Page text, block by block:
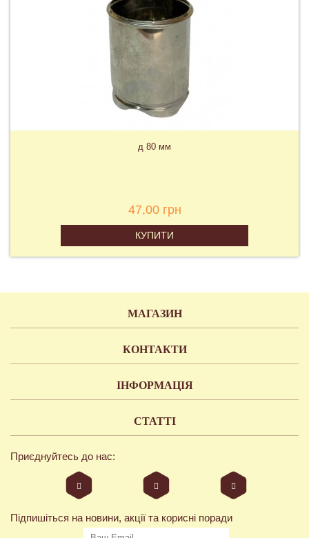
д 80 мм
47,00 грн
КУПИТИ
МАГАЗИН
КОНТАКТИ
ІНФОРМАЦІЯ
СТАТТІ
Приєднуйтесь до нас:
Підпишіться на новини, акції та корисні поради